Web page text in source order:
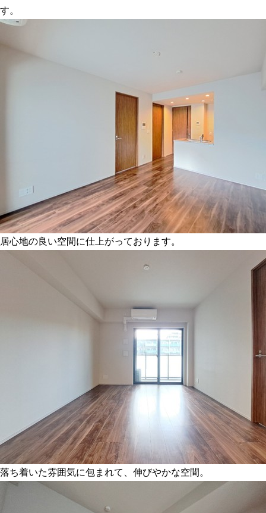
す。
居心地の良い空間に仕上がっております。
落ち着いた雰囲気に包まれて、伸びやかな空間。